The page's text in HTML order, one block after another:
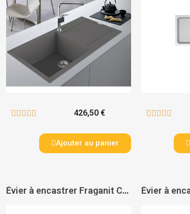
     426,50 €
Ajouter au panier
    
Évier à encastrer Fraganit Centro XL 1 cuve - FRANKE